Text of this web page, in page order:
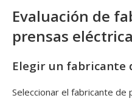
Evaluación de
prensas
Elegir un fabricante
Seleccionar el fabricante de